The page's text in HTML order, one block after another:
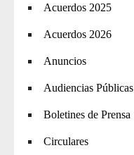
Acuerdos 2025
Acuerdos 2026
Anuncios
Audiencias Públicas
Boletines de Prensa
Circulares